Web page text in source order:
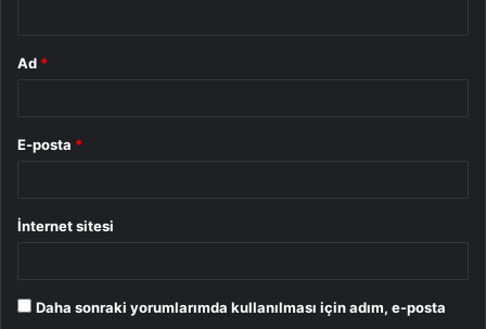
Ad *
E-posta *
İnternet sitesi
Daha sonraki yorumlarımda kullanılması için adım, e-posta